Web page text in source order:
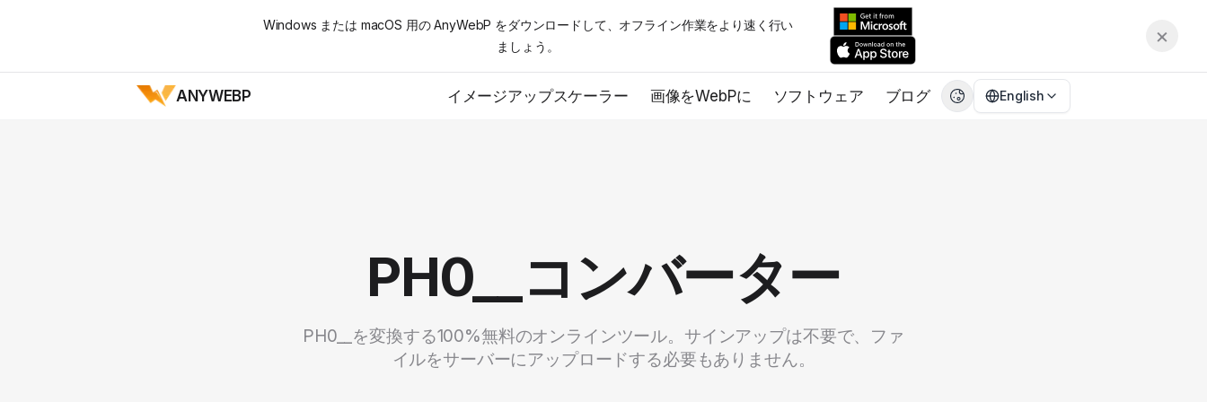
Windows または macOS 用の AnyWebP をダウンロードして、オフライン作業をより速く行い
ましょう。
×
ANYWEBP イメージアップスケーラー 画像をWebPに ソフトウェア ブログ English
PH0__コンバーター
PH0__を変換する100%無料のオンラインツール。サインアップは不要で、ファ
イルをサーバーにアップロードする必要もありません。